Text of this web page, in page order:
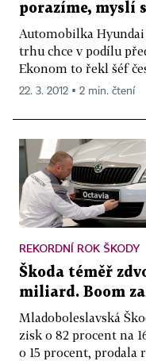
porazíme, myslí
Automobilka
trhu chce v podílu
Ekonom to řekl šéf
22. 3. 2012 ▪ 2 min. čtení
REKORDNÍ ROK ŠKODY
Škoda téměř
miliard. Boom
Mladoboleslavská
zisk o 82 procent na
o 15 procent, prodala